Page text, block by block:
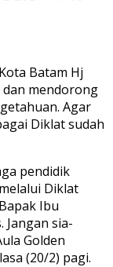
Batam Hj
mendorong
Agar
Diklat sudah
pendidik
Diklat
Ibu
sia-
Golden
(20/2) pagi.